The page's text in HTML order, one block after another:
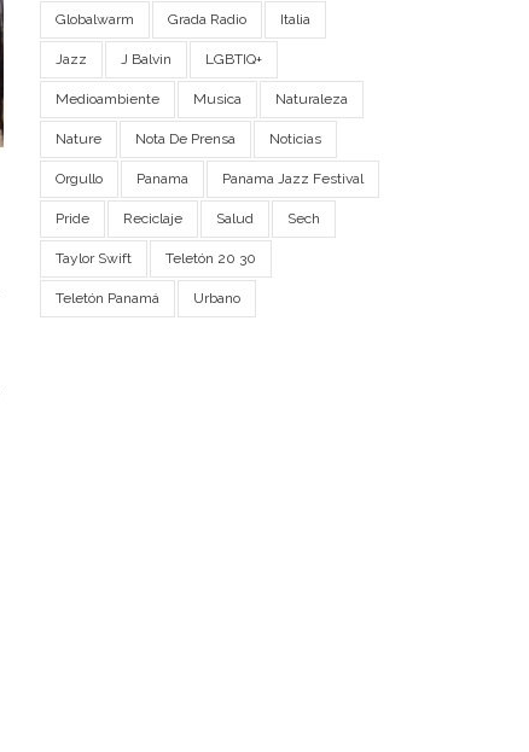
Globalwarm Grada Radio Italia
Jazz J Balvin LGBTIQ+
Medioambiente Musica Naturaleza
Nature Nota De Prensa Noticias
Orgullo Panama Panama Jazz Festival
Pride Reciclaje Salud Sech
Taylor Swift Teletón 20 30
Teletón Panamá Urbano